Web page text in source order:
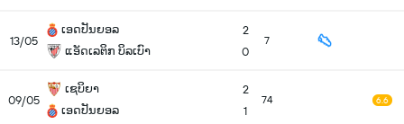
13/05
ເອດປັນຍອລ
ແອັດເລຕິກ ບິລເບົາ
2
0
7
09/05
ເຊບິຍາ
ເອດປັນຍອລ
2
1
74 6.6